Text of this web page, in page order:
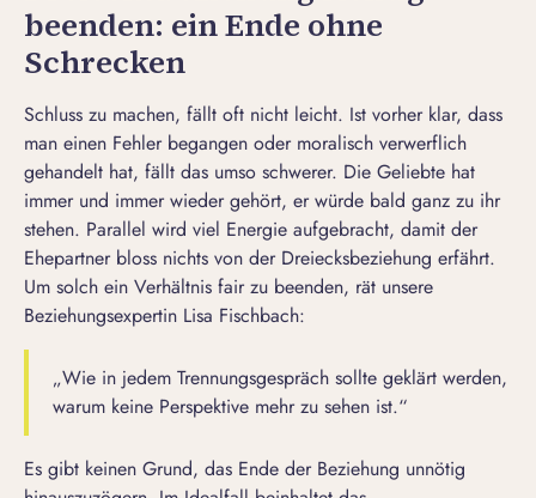
beenden: ein Ende ohne
Schrecken
Schluss zu machen, fällt oft nicht leicht. Ist vorher klar, dass
man einen Fehler begangen oder moralisch verwerflich
gehandelt hat, fällt das umso schwerer. Die Geliebte hat
immer und immer wieder gehört, er würde bald ganz zu ihr
stehen. Parallel wird viel Energie aufgebracht, damit der
Ehepartner bloss nichts von der Dreiecksbeziehung erfährt.
Um solch ein Verhältnis fair zu beenden, rät unsere
Beziehungsexpertin Lisa Fischbach:
„Wie in jedem Trennungsgespräch sollte geklärt werden,
warum keine Perspektive mehr zu sehen ist.“
Es gibt keinen Grund, das Ende der Beziehung unnötig